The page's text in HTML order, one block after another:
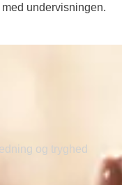
undervisningen.
og tryghed